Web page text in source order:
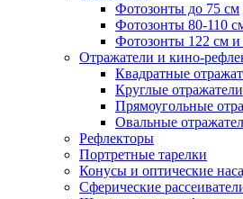
Фотозонты до 75 см
Фотозонты 80-110
Фотозонты 122 см и
Отражатели и кино-
Квадратные
Круглые отражатели
Прямоугольные
Овальные
Рефлекторы
Портретные тарелки
Конусы и оптические
Сферические